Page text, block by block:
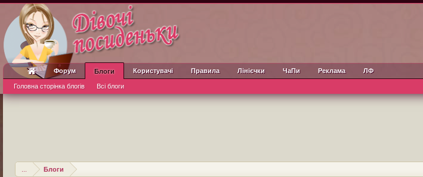
Блоги
Форум Блоги
Головна сторінка блогів Всі блоги
Користувачі Правила Лінієчки ЧаПи Реклама ЛФ